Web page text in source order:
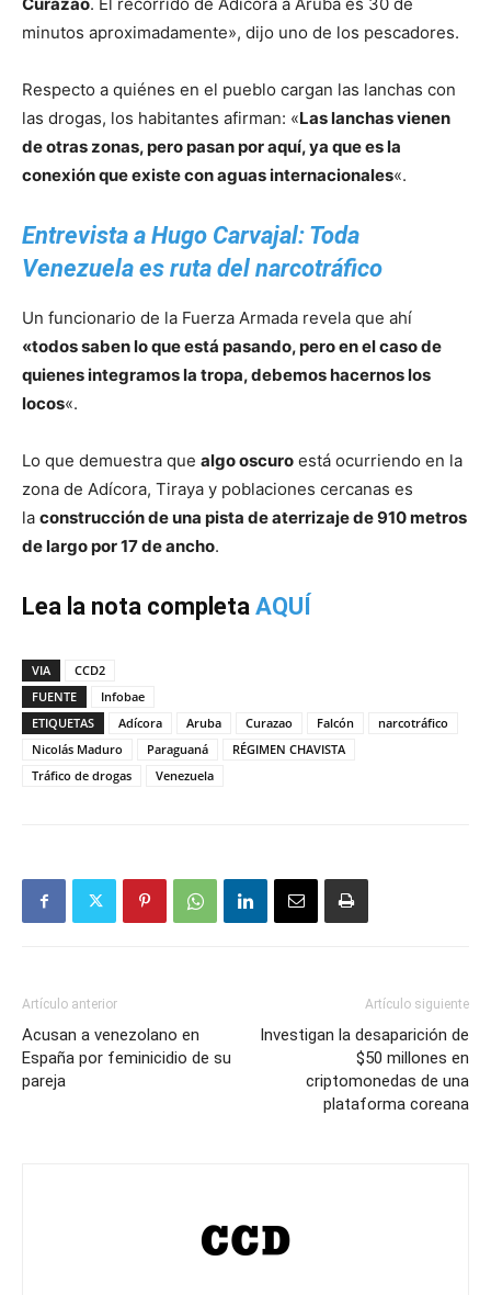
Curazao. El recorrido de Adícora a Aruba es 30 de
minutos aproximadamente», dijo uno de los pescadores.
Respecto a quiénes en el pueblo cargan las lanchas con
las drogas, los habitantes afirman: «Las lanchas vienen
de otras zonas, pero pasan por aquí, ya que es la
conexión que existe con aguas internacionales«.
Entrevista a Hugo Carvajal: Toda
Venezuela es ruta del narcotráfico
Un funcionario de la Fuerza Armada revela que ahí
«todos saben lo que está pasando, pero en el caso de
quienes integramos la tropa, debemos hacernos los
locos«.
Lo que demuestra que algo oscuro está ocurriendo en la
zona de Adícora, Tiraya y poblaciones cercanas es
la construcción de una pista de aterrizaje de 910 metros
de largo por 17 de ancho.
Lea la nota completa AQUÍ
VIA
CCD2
FUENTE
Infobae
ETIQUETAS
Adícora Aruba Curazao Falcón
narcotráfico
Nicolás Maduro
Paraguaná
RÉGIMEN CHAVISTA
Tráfico de drogas
Venezuela
Artículo anterior
Acusan a venezolano en
España por feminicidio de su
pareja
Artículo siguiente
Investigan la desaparición de
$50 millones en
criptomonedas de una
plataforma coreana